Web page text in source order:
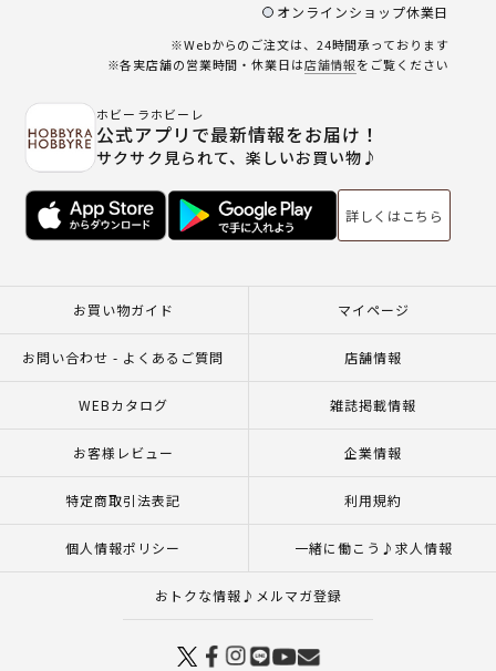
オンラインショップ休業日
※Webからのご注文は、24時間承っております
※各実店舗の営業時間・休業日は店舗情報をご覧ください
ホビーラホビーレ
公式アプリで最新情報をお届け！
サクサク見られて、楽しいお買い物♪
詳しくはこちら
お買い物ガイド マイページ
お問い合わせ - よくあるご質問 店舗情報
WEBカタログ 雑誌掲載情報
お客様レビュー 企業情報
特定商取引法表記 利用規約
個人情報ポリシー 一緒に働こう♪求人情報
おトクな情報♪メルマガ登録